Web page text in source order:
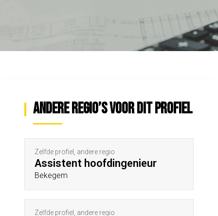
Andere regio’s voor dit profiel
Zelfde profiel, andere regio
Assistent hoofdingenieur
Bekegem
Zelfde profiel, andere regio